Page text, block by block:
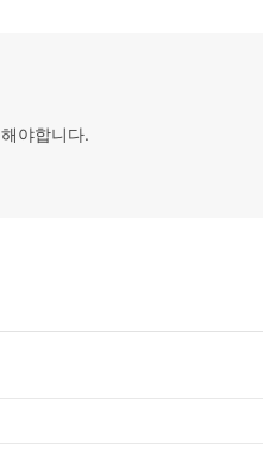
해야합니다.